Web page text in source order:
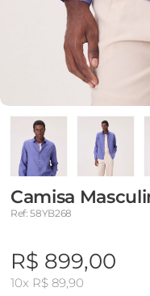
Camisa
Ref: 58YB268
R$ 899,00
10x R$ 89,90